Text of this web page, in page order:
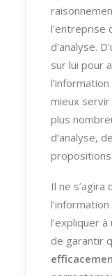
l'entreprise
d'analyse.
sur lui pour
mieux
plus
d’analyse,
propositions.
Il ne
l’expliquer
de garantir